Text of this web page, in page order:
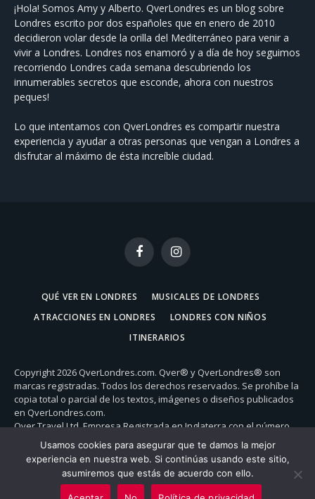
¡Hola! Somos Amy y Alberto. QverLondres es un blog sobre
Londres escrito por dos españoles que en enero de 2010
decidieron volar desde la orilla del Mediterráneo para venir a
vivir a Londres. Londres nos enamoró y a día de hoy seguimos
recorriendo Londres cada semana descubriendo los
innumerables secretos que esconde, ahora con nuestros
peques!
Lo que intentamos con QverLondres es compartir nuestra
experiencia y ayudar a otras personas que vengan a Londres a
disfrutar al máximo de ésta increíble ciudad.
FacebookInstagram
QUÉ VER EN LONDRES
MUSICALES DE LONDRES
ATRACCIONES EN LONDRES
LONDRES CON NIÑOS
ITINERARIOS
Copyright 2026 QverLondres.com. Qver® y QverLondres® son
marcas registradas. Todos los derechos reservados. Se prohíbe la
copia total o parcial de los textos, imágenes o diseños publicados
en QverLondres.com.
Qver Travel Ltd. Empresa Registrada en Inglaterra con el número
de registro 09148660 - 20-22 Wenlock Road, N1 7GU, Londres. Reino
Condiciones de Uso|Política de Privacidad|Conócenos|
Anúnciate en QverLondres
Usamos cookies para asegurar que te damos la mejor
experiencia en nuestra web. Si continúas usando este sitio,
asumiremos que estás de acuerdo con ello.